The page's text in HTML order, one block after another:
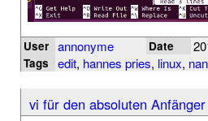
User annonyme Date
Tags edit, hannes pries, linux,
vi für den absoluten Anfänger